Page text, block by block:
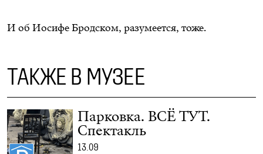
И об Иосифе Бродском, разумеется, тоже.
ТАКЖЕ В МУЗЕЕ
Парковка. ВСЁ ТУТ.
Спектакль
13.09